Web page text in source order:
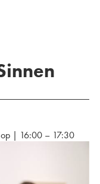
| 16:00 – 17:30